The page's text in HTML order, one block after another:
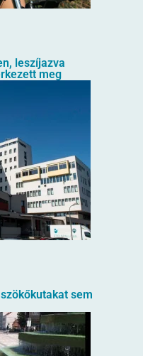
leszíjazva
meg
sem